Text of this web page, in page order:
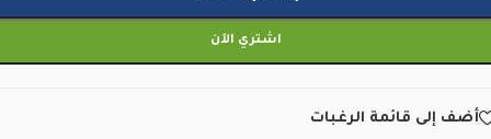
اشتري الآن
أضف إلى قائمة الرغبات